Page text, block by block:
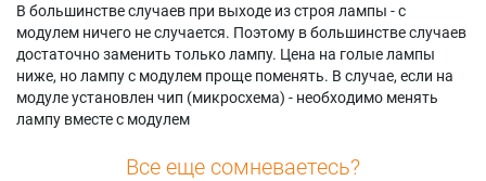
В большинстве случаев при выходе из строя лампы - с
модулем ничего не случается. Поэтому в большинстве случаев
достаточно заменить только лампу. Цена на голые лампы
ниже, но лампу с модулем проще поменять. В случае, если на
модуле установлен чип (микросхема) - необходимо менять
лампу вместе с модулем
Все еще сомневаетесь?